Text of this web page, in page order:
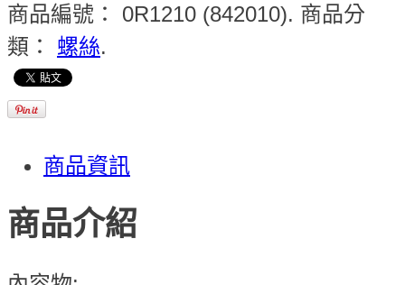
商品編號： 0R1210 (842010). 商品分
類： 螺絲.
商品資訊
商品介紹